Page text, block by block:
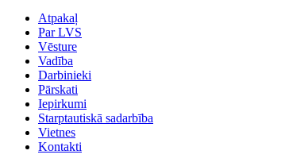
Atpakaļ
Par LVS
Vēsture
Vadība
Darbinieki
Pārskati
Iepirkumi
Starptautiskā sadarbība
Vietnes
Kontakti